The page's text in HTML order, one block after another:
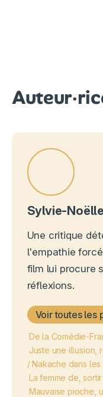
Sylvie-Noëlle
Une critique
l'empathie
film lui procure
réflexions.
Voir toutes les
De la Comédie-
Juste une illusion,
/ Nakache dans
La femme de,
Mauvaise pioche,